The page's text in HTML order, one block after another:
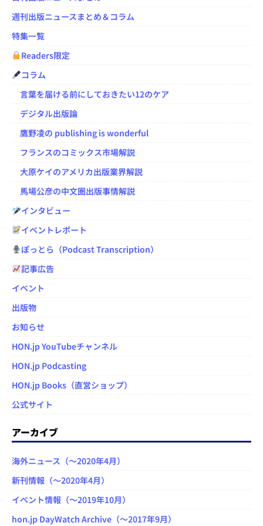
週刊出版ニュースまとめ＆コラム
特集一覧
Readers限定
コラム
言葉を届ける前にしておきたい12のケア
デジタル出版論
鷹野凌の publishing is wonderful
フランスのコミックス市場解説
大原ケイのアメリカ出版業界解説
馬場公彦の中文圏出版事情解説
インタビュー
イベントレポート
ぽっとら（Podcast Transcription）
記事広告
イベント
出版物
お知らせ
HON.jp YouTubeチャンネル
HON.jp Podcasting
HON.jp Books（直営ショップ）
公式サイト
アーカイブ
海外ニュース（～2020年4月）
新刊情報（～2020年4月）
イベント情報（～2019年10月）
hon.jp DayWatch Archive（～2017年9月）